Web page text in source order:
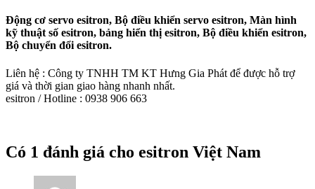
Động cơ servo esitron, Bộ điều khiển servo esitron, Màn hình
kỹ thuật số esitron, bảng hiển thị esitron, Bộ điều khiển esitron,
Bộ chuyển đổi esitron.
Liên hệ : Công ty TNHH TM KT Hưng Gia Phát để được hỗ trợ
giá và thời gian giao hàng nhanh nhất.
esitron / Hotline : 0938 906 663
Có 1 đánh giá cho esitron Việt Nam